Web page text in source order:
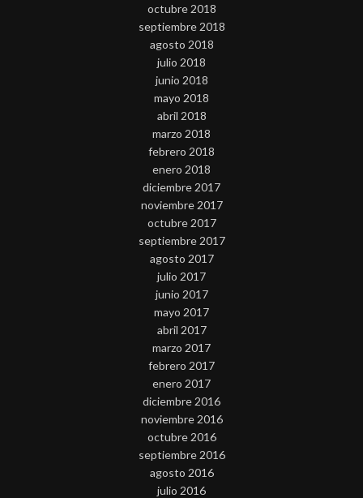
octubre 2018
septiembre 2018
agosto 2018
julio 2018
junio 2018
mayo 2018
abril 2018
marzo 2018
febrero 2018
enero 2018
diciembre 2017
noviembre 2017
octubre 2017
septiembre 2017
agosto 2017
julio 2017
junio 2017
mayo 2017
abril 2017
marzo 2017
febrero 2017
enero 2017
diciembre 2016
noviembre 2016
octubre 2016
septiembre 2016
agosto 2016
julio 2016